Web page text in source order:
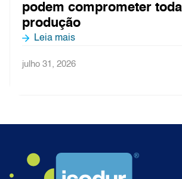
podem comprometer
produção
Leia mais
julho 31, 2026